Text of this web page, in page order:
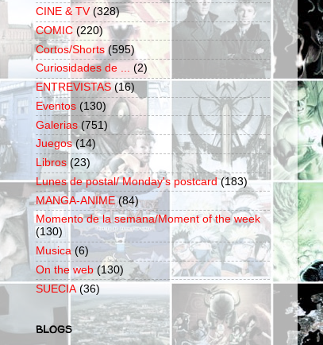
CINE & TV (328)
COMIC (220)
Cortos/Shorts (595)
Curiosidades de ... (2)
ENTREVISTAS (16)
Eventos (130)
Galerias (751)
Juegos (14)
Libros (23)
Lunes de postal/ Monday's postcard (183)
MANGA-ANIME (84)
Momento de la semana/Moment of the week
(130)
Musica (6)
On the web (130)
SUECIA (36)
BLOGS